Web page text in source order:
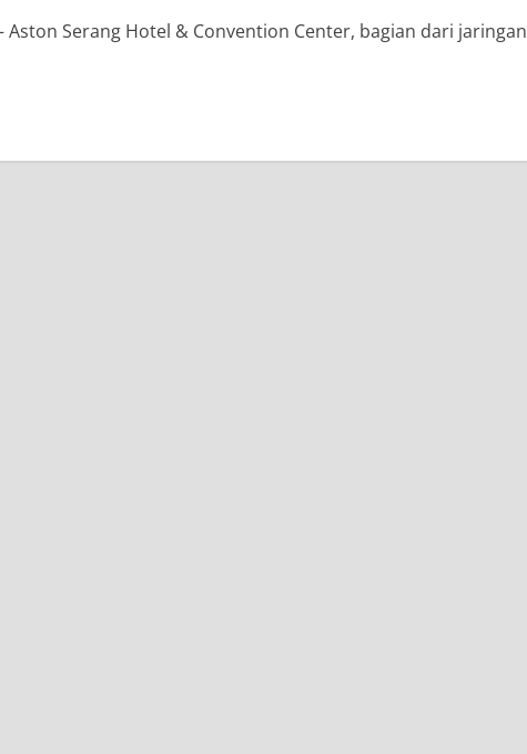
Serang Hotel & Convention Center, bagian dari jaringan